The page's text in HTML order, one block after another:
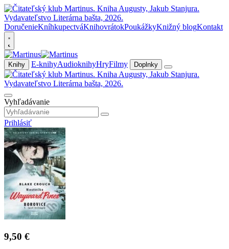
DoručenieKníhkupectváKnihovrátokPoukážkyKnižný blogKontakt
Knihy E-knihyAudioknihyHryFilmy Doplnky
Vyhľadávanie
Prihlásiť
9,50 €